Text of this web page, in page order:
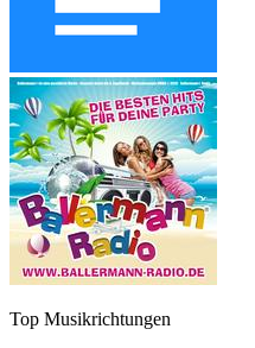
Top Musikrichtungen